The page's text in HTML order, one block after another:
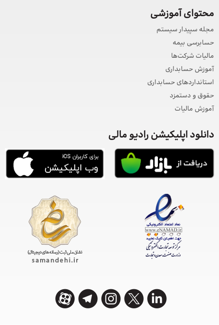
محتوای آموزشی
مجله سپیدار سیستم
حسابرسی بیمه
مالیات شرکت‌ها
آموزش حسابداری
استانداردهای حسابداری
حقوق و دستمزد
آموزش مالیات
دانلود اپلیکیشن رادیو مالی